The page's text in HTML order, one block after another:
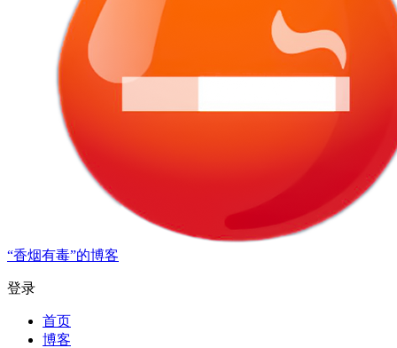
“香烟有毒”的博客
登录
首页
博客